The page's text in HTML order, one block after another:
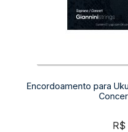
Encordoamento para
R$